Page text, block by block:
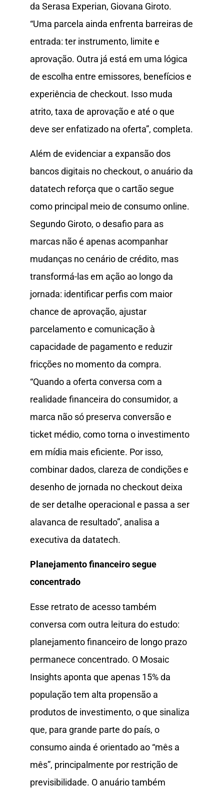
da Serasa Experian, Giovana Giroto.
“Uma parcela ainda enfrenta barreiras de
entrada: ter instrumento, limite e
aprovação. Outra já está em uma lógica
de escolha entre emissores, benefícios e
experiência de checkout. Isso muda
atrito, taxa de aprovação e até o que
deve ser enfatizado na oferta”, completa.
Além de evidenciar a expansão dos
bancos digitais no checkout, o anuário da
datatech reforça que o cartão segue
como principal meio de consumo online.
Segundo Giroto, o desafio para as
marcas não é apenas acompanhar
mudanças no cenário de crédito, mas
transformá-las em ação ao longo da
jornada: identificar perfis com maior
chance de aprovação, ajustar
parcelamento e comunicação à
capacidade de pagamento e reduzir
fricções no momento da compra.
“Quando a oferta conversa com a
realidade financeira do consumidor, a
marca não só preserva conversão e
ticket médio, como torna o investimento
em mídia mais eficiente. Por isso,
combinar dados, clareza de condições e
desenho de jornada no checkout deixa
de ser detalhe operacional e passa a ser
alavanca de resultado”, analisa a
executiva da datatech.
Planejamento financeiro segue
concentrado
Esse retrato de acesso também
conversa com outra leitura do estudo:
planejamento financeiro de longo prazo
permanece concentrado. O Mosaic
Insights aponta que apenas 15% da
população tem alta propensão a
produtos de investimento, o que sinaliza
que, para grande parte do país, o
consumo ainda é orientado ao “mês a
mês”, principalmente por restrição de
previsibilidade. O anuário também